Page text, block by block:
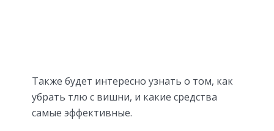
Также будет интересно узнать о том, как
убрать тлю с вишни, и какие средства
самые эффективные.